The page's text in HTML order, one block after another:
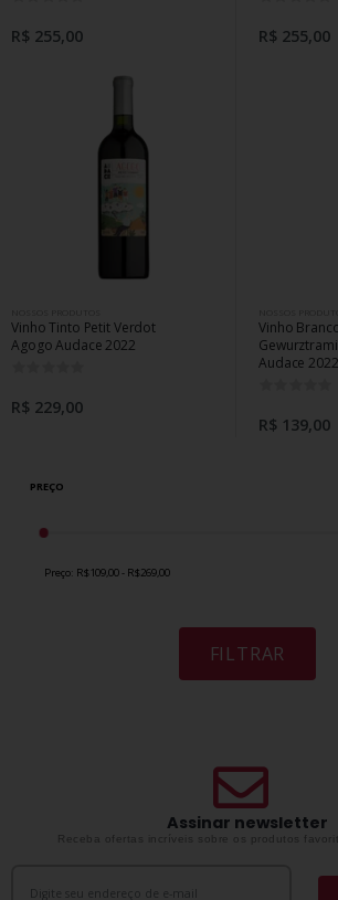
R$ 255,00 R$ 255,00
Vinho Tinto Petit Verdot
Agogo Audace 2022
R$ 229,00
Vinho
Audace 2022
R$ 139,00
PREÇO
Preço: R$109,00 - R$269,00
FILTRAR
Assinar newsletter
Receba ofertas incríveis sobre os produtos